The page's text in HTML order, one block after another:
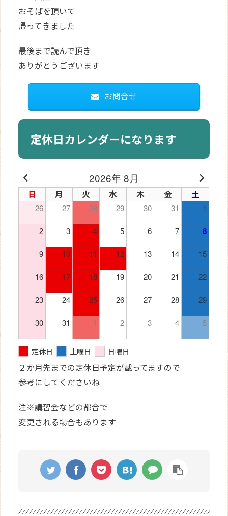
おそばを頂いて
帰ってきました
最後まで読んで頂き
ありがとうございます
お問合せ
定休日カレンダーになります
2026年 8月
日 月 火 水 木 金 土
26 27 28 29 30 31 1
2 3 4 5 6 7 8
9 10 11 12 13 14 15
16 17 18 19 20 21 22
23 24 25 26 27 28 29
30 31 1 2 3 4 5
定休日 土曜日 日曜日
２か月先までの定休日予定が載ってますので
参考にしてくださいね
注※講習会などの都合で
変更される場合もあります